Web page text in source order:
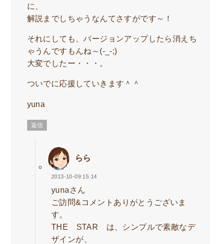
に、
解説までしちゃうなんてさすがです～！
それにしても、バージョンアップしたら消えち
ゃうんですもんね～(-_-;)
大変でしたー・・・。
ついでに応援していきます＾＾
yuna
返信
らら
2013-10-09 15:14
yunaさん
ご訪問&コメントありがとうございま
す。
THE STAR は、シンプルで素敵なデ
ザインが、